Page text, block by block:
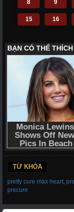
8 9
15 16
TỪ KHÓA
pretty cure max heart
precure